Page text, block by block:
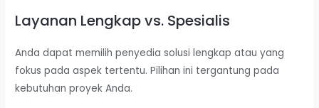
Layanan Lengkap vs. Spesialis
Anda dapat memilih penyedia solusi lengkap atau yang
fokus pada aspek tertentu. Pilihan ini tergantung pada
kebutuhan proyek Anda.